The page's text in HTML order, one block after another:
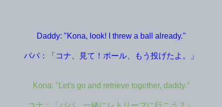
Daddy: "Kona, look! I threw a ball already."
パパ：「コナ、見て！ボール、もう投げたよ。」
Kona: "Let's go and retrieve together, daddy."
コナ：「パパ、一緒にレトリーブに行こう？」